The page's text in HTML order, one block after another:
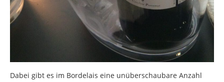
Dabei gibt es im Bordelais eine unüberschaubare Anzahl